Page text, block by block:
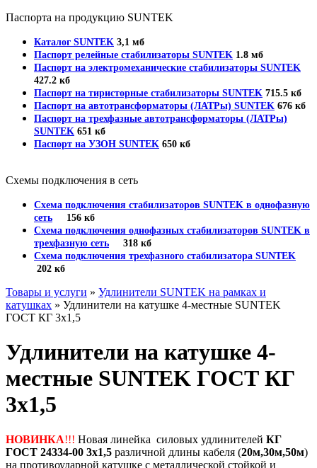
Паспорта на продукцию SUNTEK
Каталог SUNTEK 3,1 мб
Паспорт релейные стабилизаторы SUNTEK 1.8 мб
Паспорт на электромеханические стабилизаторы SUNTEK
427.2 кб
Паспорт на тиристорные стабилизаторы SUNTEK 715.5 кб
Паспорт на автотрансформаторы (ЛАТРы) SUNTEK 676 кб
Паспорт на трехфазные автотрансформаторы (ЛАТРы)
SUNTEK 651 кб
Паспорт на УЗОН SUNTEK 650 кб
Схемы подключения в сеть
Схема подключения стабилизаторов SUNTEK в однофазную
сеть 156 кб
Схема подключения однофазных стабилизаторов SUNTEK в
трехфазную сеть 318 кб
Схема подключения трехфазного стабилизатора SUNTEK
202 кб
Товары и услуги » Удлинители SUNTEK на рамках и
катушках » Удлинители на катушке 4-местные SUNTEK
ГОСТ КГ 3х1,5
Удлинители на катушке 4-
местные SUNTEK ГОСТ КГ
3х1,5
НОВИНКА!!! Новая линейка силовых удлинителей КГ
ГОСТ 24334-00 3х1,5 различной длины кабеля (20м,30м,50м)
на противоударной катушке с металлической стойкой и